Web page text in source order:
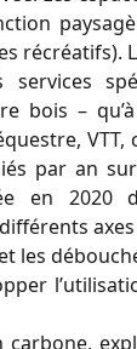
récréatifs).
bois –
VTT,
par an
en
axes
les